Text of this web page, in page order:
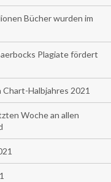
Bücher wurden im
Plagiate fördert
Halbjahres 2021
Woche an allen